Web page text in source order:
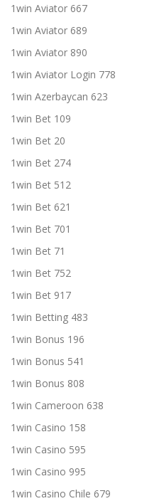
1win Aviator 667
1win Aviator 689
1win Aviator 890
1win Aviator Login 778
1win Azerbaycan 623
1win Bet 109
1win Bet 20
1win Bet 274
1win Bet 512
1win Bet 621
1win Bet 701
1win Bet 71
1win Bet 752
1win Bet 917
1win Betting 483
1win Bonus 196
1win Bonus 541
1win Bonus 808
1win Cameroon 638
1win Casino 158
1win Casino 595
1win Casino 995
1win Casino Chile 679